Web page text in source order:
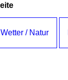
Wetter / Natur